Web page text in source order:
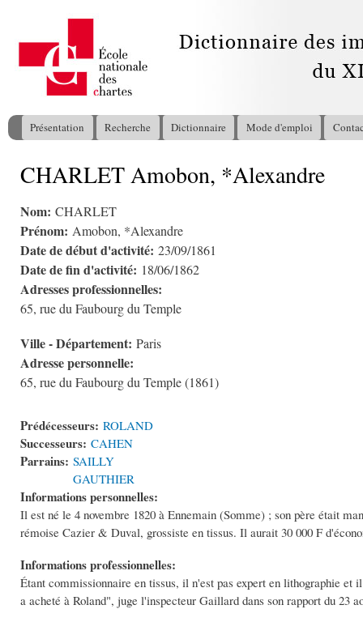
Menu principal
Présentation Recherche Dictionnaire Mode d'emploi
Vous êtes ici
CHARLET Amobon, *Alexandre
Nom: CHARLET
Prénom: Amobon, *Alexandre
Date de début d'activité: 23/09/1861
Date de fin d'activité: 18/06/1862
Adresses professionnelles:
65, rue du Faubourg du Temple
Ville - Département: Paris
Adresse personnelle:
65, rue du Faubourg du Temple (1861)
Prédécesseurs: ROLAND
Successeurs: CAHEN
Parrains: SAILLY
GAUTHIER
Informations personnelles:
Il est né le 4 novembre 1820 à Ennemain (Somme) ; son père était
rémoise Cazier & Duval, grossiste en tissus. Il aurait 30 000 F
Informations professionnelles:
Étant commissionnaire en tissus, il n'est pas expert en lithographie
a acheté à Roland", juge l'inspecteur Gaillard dans son rapport du 23